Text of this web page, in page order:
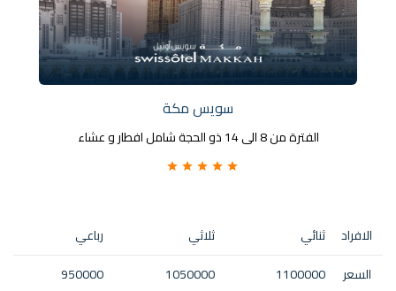
سويس مكة
الفترة من 8 الى 14 ذو الحجة شامل افطار و عشاء
الافراد ثنائي ثلاثي
رباعي
السعر
1100000
1050000
950000